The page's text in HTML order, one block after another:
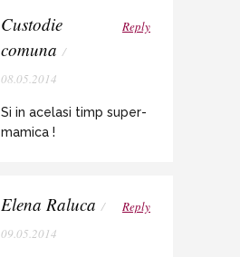
Custodie
comuna /
08.05.2014
Reply
Si in acelasi timp super-
mamica !
Elena Raluca /
09.05.2014
Reply